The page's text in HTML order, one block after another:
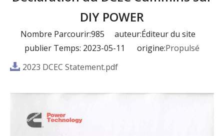
DIY POWER
Nombre Parcourir:985 auteur:Éditeur du site
publier Temps: 2023-05-11 origine:Propulsé
2023 DCEC Statement.pdf